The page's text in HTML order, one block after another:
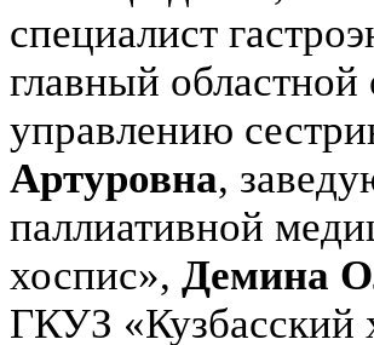
специалист
главный
управлению
Артуровна,
паллиативной
хоспис», Демина
ГКУЗ «Кузбасский